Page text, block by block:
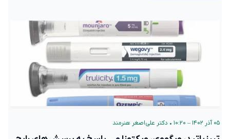
۰۵ آذر ۱۴۰۲ – ۱۰:۲۰ • دکتر علی‌اصغر هنرمند